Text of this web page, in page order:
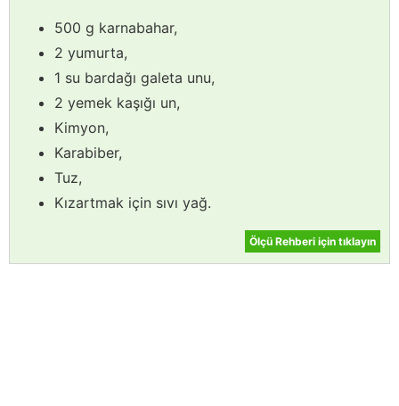
500 g karnabahar,
2 yumurta,
1 su bardağı galeta unu,
2 yemek kaşığı un,
Kimyon,
Karabiber,
Tuz,
Kızartmak için sıvı yağ.
Ölçü Rehberi için tıklayın